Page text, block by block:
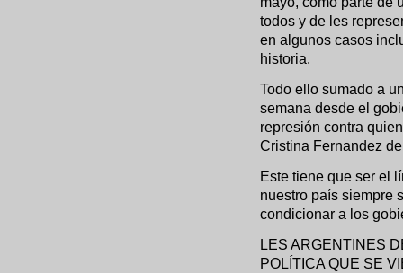
todos y de les
en algunos casos
historia.
Todo ello sumado a
semana desde el
represión contra
Cristina Fernandez
Este tiene que ser el
nuestro país siempre
condicionar a los
LES ARGENTINES
POLÍTICA QUE SE